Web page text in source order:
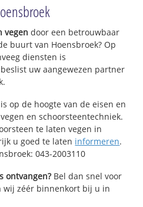
vegen door een betrouwbaar
buurt van Hoensbroek? Op
diensten is
uw aangewezen partner
op de hoogte van de eisen en
en schoorsteentechniek.
te laten vegen in
u goed te laten informeren.
043-2003110
ontvangen?Bel dan snel voor
wij zéér binnenkort bij u in